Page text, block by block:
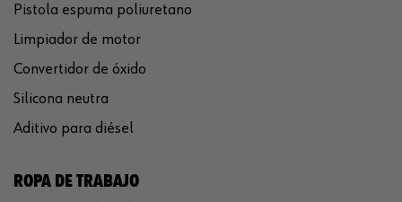
Pistola espuma poliuretano
Limpiador de motor
Convertidor de óxido
Silicona neutra
Aditivo para diésel
ROPA DE TRABAJO